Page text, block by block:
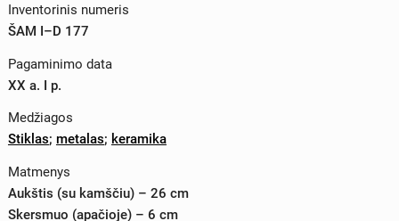
Inventorinis numeris
ŠAM I–D 177
Pagaminimo data
XX a. I p.
Medžiagos
Stiklas; metalas; keramika
Matmenys
Aukštis (su kamščiu) – 26 cm
Skersmuo (apačioje) – 6 cm